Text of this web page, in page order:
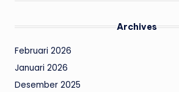
Archives
Februari 2026
Januari 2026
Desember 2025